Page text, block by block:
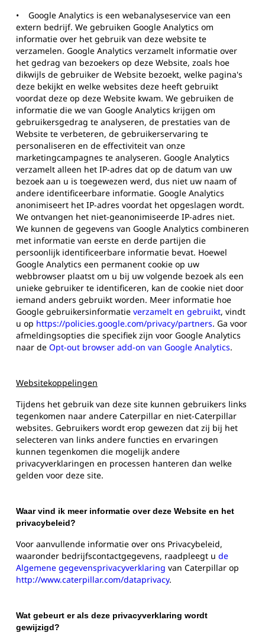
•
Google Analytics is een webanalyseservice van een
extern bedrijf. We gebruiken Google Analytics om
informatie over het gebruik van deze website te
verzamelen. Google Analytics verzamelt informatie over
het gedrag van bezoekers op deze Website, zoals hoe
dikwijls de gebruiker de Website bezoekt, welke pagina's
deze bekijkt en welke websites deze heeft gebruikt
voordat deze op deze Website kwam. We gebruiken de
informatie die we van Google Analytics krijgen om
gebruikersgedrag te analyseren, de prestaties van de
Website te verbeteren, de gebruikerservaring te
personaliseren en de effectiviteit van onze
marketingcampagnes te analyseren. Google Analytics
verzamelt alleen het IP-adres dat op de datum van uw
bezoek aan u is toegewezen werd, dus niet uw naam of
andere identificeerbare informatie. Google Analytics
anonimiseert het IP-adres voordat het opgeslagen wordt.
We ontvangen het niet-geanonimiseerde IP-adres niet.
We kunnen de gegevens van Google Analytics combineren
met informatie van eerste en derde partijen die
persoonlijk identificeerbare informatie bevat. Hoewel
Google Analytics een permanent cookie op uw
webbrowser plaatst om u bij uw volgende bezoek als een
unieke gebruiker te identificeren, kan de cookie niet door
iemand anders gebruikt worden. Meer informatie hoe
Google gebruikersinformatie verzamelt en gebruikt, vindt
u op https://policies.google.com/privacy/partners. Ga voor
afmeldingsopties die specifiek zijn voor Google Analytics
naar de Opt-out browser add-on van Google Analytics.
Websitekoppelingen
Tijdens het gebruik van deze site kunnen gebruikers links
tegenkomen naar andere Caterpillar en niet-Caterpillar
websites. Gebruikers wordt erop gewezen dat zij bij het
selecteren van links andere functies en ervaringen
kunnen tegenkomen die mogelijk andere
privacyverklaringen en processen hanteren dan welke
gelden voor deze site.
Waar vind ik meer informatie over deze Website en het
privacybeleid?
Voor aanvullende informatie over ons Privacybeleid,
waaronder bedrijfscontactgegevens, raadpleegt u de
Algemene gegevensprivacyverklaring van Caterpillar op
http://www.caterpillar.com/dataprivacy.
Wat gebeurt er als deze privacyverklaring wordt
gewijzigd?